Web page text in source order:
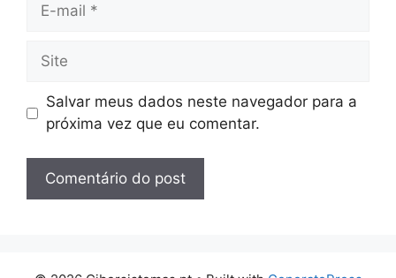
Site
Salvar meus dados neste navegador para a
próxima vez que eu comentar.